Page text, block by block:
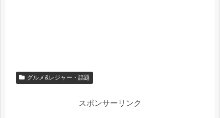
グルメ&レジャー・話題
スポンサーリンク